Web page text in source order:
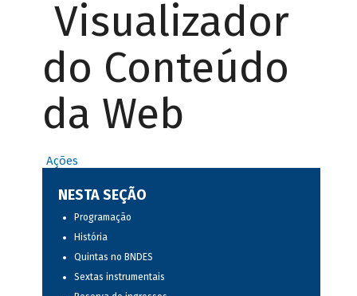
Visualizador
do Conteúdo
da Web
Ações
NESTA SEÇÃO
Programação
História
Quintas no BNDES
Sextas instrumentais